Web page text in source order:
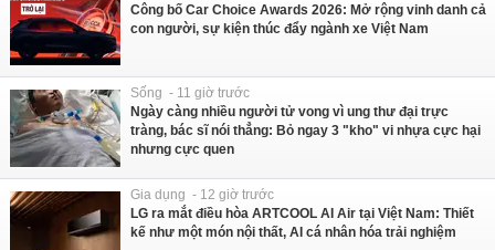
Công bố Car Choice Awards 2026: Mở rộng vinh danh cả
con người, sự kiện thúc đẩy ngành xe Việt Nam
Sống - 11 giờ trước
Ngày càng nhiều người tử vong vì ung thư đại trực
tràng, bác sĩ nói thẳng: Bỏ ngay 3 "kho" vi nhựa cực hại
nhưng cực quen
Gia dụng - 12 giờ trước
LG ra mắt điều hòa ARTCOOL AI Air tại Việt Nam: Thiết
kế như một món nội thất, AI cá nhân hóa trải nghiệm